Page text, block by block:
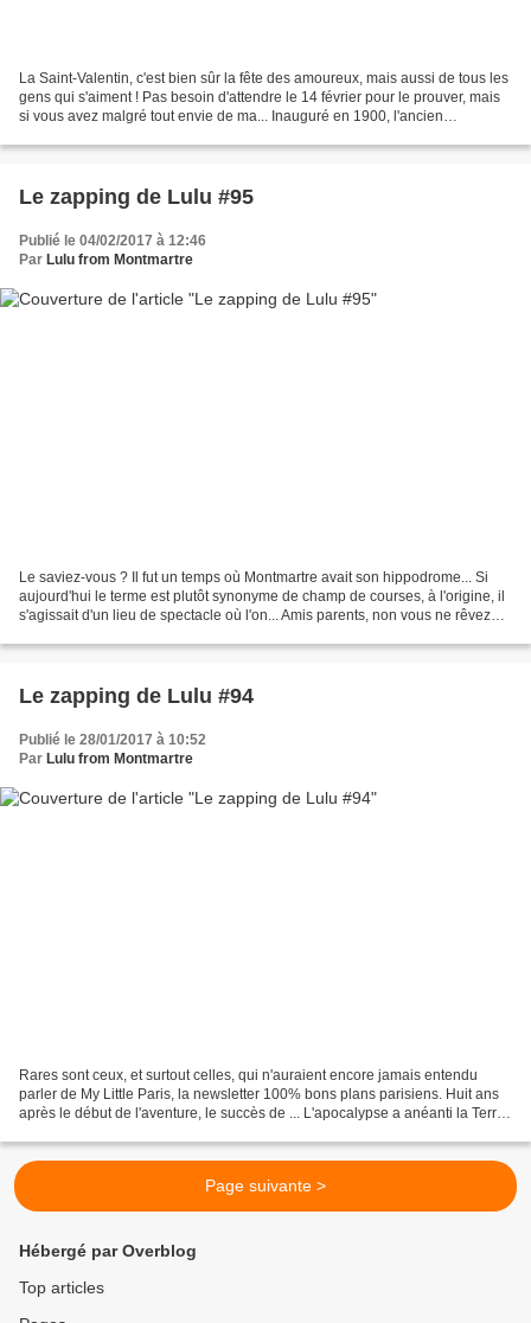
La Saint-Valentin, c'est bien sûr la fête des amoureux, mais aussi de tous les
gens qui s'aiment ! Pas besoin d'attendre le 14 février pour le prouver, mais
si vous avez malgré tout envie de ma... Inauguré en 1900, l'ancien
Le zapping de Lulu #95
Publié le 04/02/2017 à 12:46
Par Lulu from Montmartre
Le saviez-vous ? Il fut un temps où Montmartre avait son hippodrome... Si
aujourd'hui le terme est plutôt synonyme de champ de courses, à l'origine, il
s'agissait d'un lieu de spectacle où l'on... Amis parents, non vous ne rêvez
Le zapping de Lulu #94
Publié le 28/01/2017 à 10:52
Par Lulu from Montmartre
Rares sont ceux, et surtout celles, qui n'auraient encore jamais entendu
parler de My Little Paris, la newsletter 100% bons plans parisiens. Huit ans
après le début de l'aventure, le succès de ... L'apocalypse a anéanti la Terre
Page suivante >
Hébergé par Overblog
Top articles